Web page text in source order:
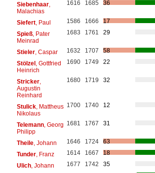
Siebenhaar,
Malachias
1616 1685 36
Siefert, Paul 1586 1666
17
Spieß, Pater
Meinrad
1683 1761 29
Stieler, Caspar 1632 1707
58
Stölzel, Gottfried
Heinrich
1690 1749 22
Stricker,
Augustin
Reinhard
1680 1719 32
Stulick, Mattheus
Nikolaus
1700 1740 12
Telemann, Georg
Philipp
1681 1767 31
Theile, Johann 1646 1724
63
Tunder, Franz 1614 1667
18
Ulich, Johann 1677 1742
35